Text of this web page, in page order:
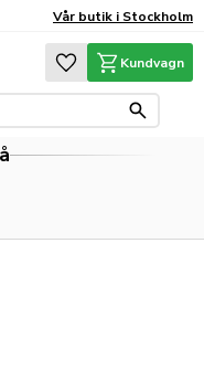
Vår butik i Stockholm
Favoriter
Kundvagn